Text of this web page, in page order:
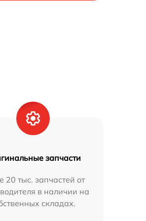
запчасти
20 тыс. запчастей от
в наличии на
складах.